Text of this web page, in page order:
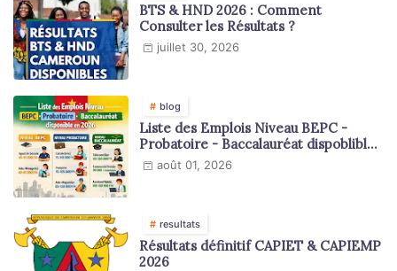
BTS & HND 2026 : Comment
Consulter les Résultats ?
juillet 30, 2026
blog
Liste des Emplois Niveau BEPC -
Probatoire - Baccalauréat dispoblible
en 2026
août 01, 2026
resultats
Résultats définitif CAPIET & CAPIEMP
2026